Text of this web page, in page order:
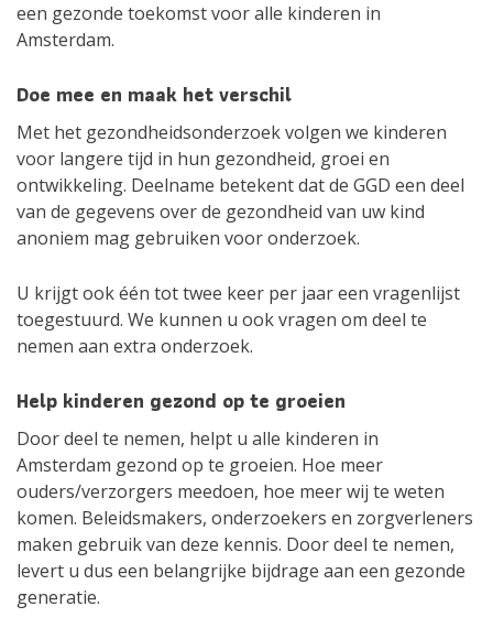
een gezonde toekomst voor alle kinderen in
Amsterdam.
Doe mee en maak het verschil
Met het gezondheidsonderzoek volgen we kinderen
voor langere tijd in hun gezondheid, groei en
ontwikkeling. Deelname betekent dat de GGD een deel
van de gegevens over de gezondheid van uw kind
anoniem mag gebruiken voor onderzoek.
U krijgt ook één tot twee keer per jaar een vragenlijst
toegestuurd. We kunnen u ook vragen om deel te
nemen aan extra onderzoek.
Help kinderen gezond op te groeien
Door deel te nemen, helpt u alle kinderen in
Amsterdam gezond op te groeien. Hoe meer
ouders/verzorgers meedoen, hoe meer wij te weten
komen. Beleidsmakers, onderzoekers en zorgverleners
maken gebruik van deze kennis. Door deel te nemen,
levert u dus een belangrijke bijdrage aan een gezonde
generatie.